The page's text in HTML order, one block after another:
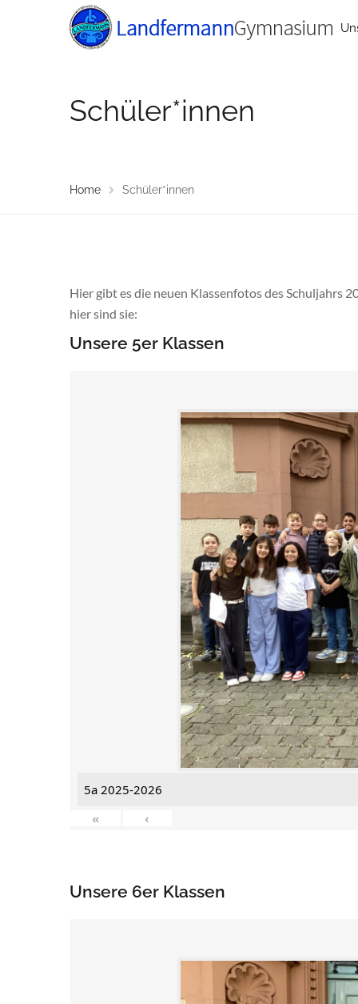
Schüler*innen
Home Schüler*innen
Hier gibt es die neuen Klassenfotos des Schuljahrs
hier sind sie:
Unsere 5er Klassen
5a 2025-2026
«
‹
Unsere 6er Klassen